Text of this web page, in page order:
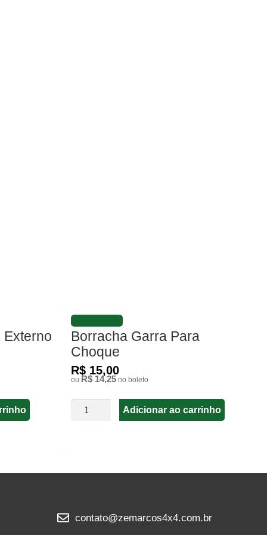
Externo
Borracha Garra Para
Choque
R$ 15,00
ou R$ 14,25no boleto
Adicionar ao carrinho
contato@zemarcos4x4.com.br